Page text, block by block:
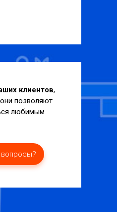
клиентов,
позволяют
любимым